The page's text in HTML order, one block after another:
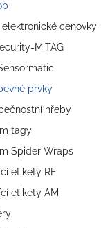
elektronické cenovky
MiTAG
prvky
hřeby
tagy
Spider Wraps
etikety RF
etikety AM